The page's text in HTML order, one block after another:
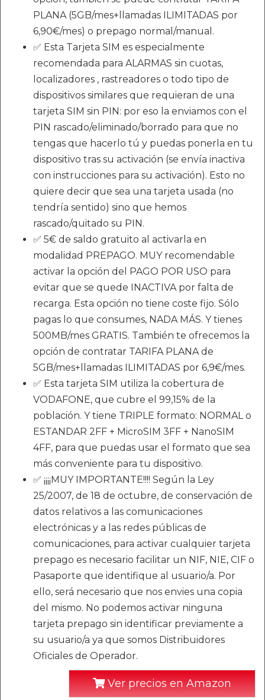
PLANA (5GB/mes+llamadas ILIMITADAS por
6,90€/mes) o prepago normal/manual.
✅ Esta Tarjeta SIM es especialmente
recomendada para ALARMAS sin cuotas,
localizadores , rastreadores o todo tipo de
dispositivos similares que requieran de una
tarjeta SIM sin PIN: por eso la enviamos con el
PIN rascado/eliminado/borrado para que no
tengas que hacerlo tú y puedas ponerla en tu
dispositivo tras su activación (se envía inactiva
con instrucciones para su activación). Esto no
quiere decir que sea una tarjeta usada (no
tendría sentido) sino que hemos
rascado/quitado su PIN.
✅ 5€ de saldo gratuito al activarla en
modalidad PREPAGO. MUY recomendable
activar la opción del PAGO POR USO para
evitar que se quede INACTIVA por falta de
recarga. Esta opción no tiene coste fijo. Sólo
pagas lo que consumes, NADA MÁS. Y tienes
500MB/mes GRATIS. También te ofrecemos la
opción de contratar TARIFA PLANA de
5GB/mes+llamadas ILIMITADAS por 6,9€/mes.
✅ Esta tarjeta SIM utiliza la cobertura de
VODAFONE, que cubre el 99,15% de la
población. Y tiene TRIPLE formato: NORMAL o
ESTANDAR 2FF + MicroSIM 3FF + NanoSIM
4FF, para que puedas usar el formato que sea
más conveniente para tu dispositivo.
✅ ¡¡¡¡MUY IMPORTANTE!!!! Según la Ley
25/2007, de 18 de octubre, de conservación de
datos relativos a las comunicaciones
electrónicas y a las redes públicas de
comunicaciones, para activar cualquier tarjeta
prepago es necesario facilitar un NIF, NIE, CIF o
Pasaporte que identifique al usuario/a. Por
ello, será necesario que nos envies una copia
del mismo. No podemos activar ninguna
tarjeta prepago sin identificar previamente a
su usuario/a ya que somos Distribuidores
Oficiales de Operador.
Ver precios en Amazon